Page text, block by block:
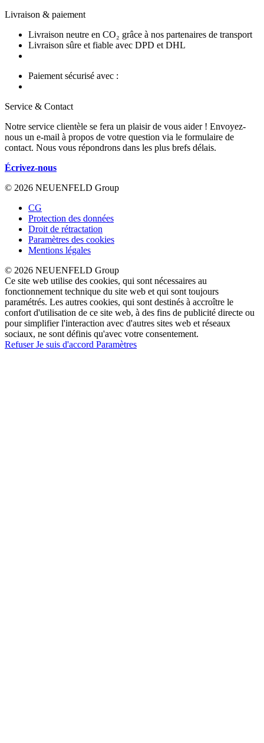
Livraison & paiement
Livraison neutre en CO₂ grâce à nos partenaires de transport
Livraison sûre et fiable avec DPD et DHL
Paiement sécurisé avec :
Service & Contact
Notre service clientèle se fera un plaisir de vous aider ! Envoyez-
nous un e-mail à propos de votre question via le formulaire de
contact. Nous vous répondrons dans les plus brefs délais.
Écrivez-nous
© 2026 NEUENFELD Group
CG
Protection des données
Droit de rétractation
Paramètres des cookies
Mentions légales
© 2026 NEUENFELD Group
Ce site web utilise des cookies, qui sont nécessaires au
fonctionnement technique du site web et qui sont toujours
paramétrés. Les autres cookies, qui sont destinés à accroître le
confort d'utilisation de ce site web, à des fins de publicité directe ou
pour simplifier l'interaction avec d'autres sites web et réseaux
sociaux, ne sont définis qu'avec votre consentement.
RefuserJe suis d'accord Paramètres